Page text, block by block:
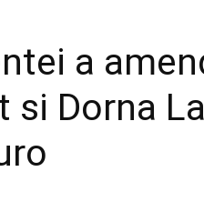
a
si Dorna